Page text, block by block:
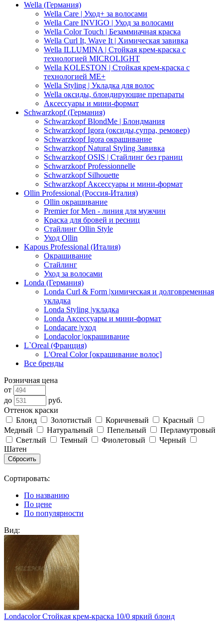
Wella (Германия)
Wella Care | Уход+ за волосами
Wella Care INVIGO | Уход за волосами
Wella Color Touch | Безаммиачная краска
Wella Curl It, Wave It | Химическая завивка
Wella ILLUMINA | Стойкая крем-краска с
технологией MICROLIGHT
Wella KOLESTON | Стойкая крем-краска с
технологией ME+
Wella Styling | Укладка для волос
Wella оксиды, блондирующие препараты
Аксессуары и мини-формат
Schwarzkopf (Германия)
Schwarzkopf BlondMe | Блондмания
Schwarzkopf Igora (оксиды,супра, ремовер)
Schwarzkopf Igora окрашивание
Schwarzkopf Natural Styling Завивка
Schwarzkopf OSIS | Стайлинг без границ
Schwarzkopf Professionnelle
Schwarzkopf Silhouette
Schwarzkopf Аксессуары и мини-формат
Ollin Professional (Россия-Италия)
Ollin окрашивание
Premier for Men - линия для мужчин
Краска для бровей и ресниц
Стайлинг Ollin Style
Уход Ollin
Kapous Professional (Италия)
Окрашивание
Стайлинг
Уход за волосами
Londa (Германия)
Londa Curl & Form |химическая и долговременная
укладка
Londa Styling |укладка
Londa Аксессуары и мини-формат
Londacare |уход
Londacolor |окрашивание
L`Oreal (Франция)
L'Oreal Color [окрашивание волос]
Все бренды
Розничная цена
от
до
руб.
Оттенок краски
Блонд
Золотистый Коричневый
Красный
Медный
Натуральный Пепельный
Перламутровый
Светлый
Темный Фиолетовый
Черный
Шатен
Сортировать:
По названию
По цене
По популярности
Вид:
Londacolor Стойкая крем-краска 10/0 яркий блонд